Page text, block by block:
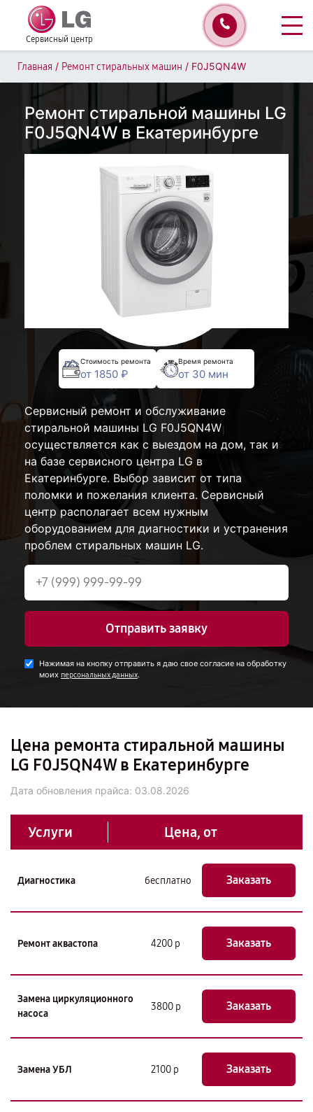
Сервисный центр
Главная / Ремонт стиральных машин / F0J5QN4W
Ремонт стиральной машины LG
F0J5QN4W в Екатеринбурге
Стоимость ремонта
от 1850 ₽
Время ремонта
от 30 мин
Сервисный ремонт и обслуживание
стиральной машины LG F0J5QN4W
осуществляется как с выездом на дом, так и
на базе сервисного центра LG в
Екатеринбурге. Выбор зависит от типа
поломки и пожелания клиента. Сервисный
центр располагает всем нужным
оборудованием для диагностики и устранения
проблем стиральных машин LG.
Отправить заявку
Нажимая на кнопку отправить я даю свое согласие на обработку
моих персональных данных.
Цена ремонта стиральной машины
LG F0J5QN4W в Екатеринбурге
Дата обновления прайса: 03.08.2026
Услуги Цена, от
Диагностика бесплатно Заказать
Ремонт аквастопа 4200 р Заказать
Замена циркуляционного
насоса
3800 р Заказать
Замена УБЛ 2100 р Заказать